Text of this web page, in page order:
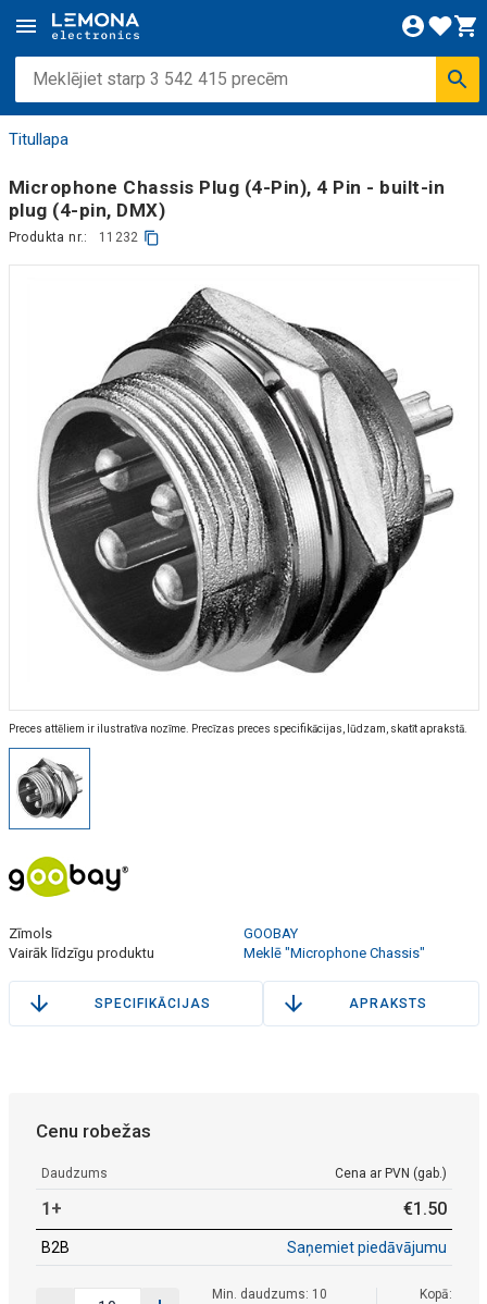
Titullapa
Microphone Chassis Plug (4-Pin), 4 Pin - built-in
plug (4-pin, DMX)
Produkta nr.: 11232
Preces attēliem ir ilustratīva nozīme. Precīzas preces specifikācijas, lūdzam, skatīt aprakstā.
Zīmols
GOOBAY
Vairāk līdzīgu produktu
Meklē "Microphone Chassis"
SPECIFIKĀCIJAS APRAKSTS
Cenu robežas
Daudzums Cena ar PVN (gab.)
1+ €1 .50
B2B Saņemiet piedāvājumu
Min. daudzums: 10
Kopā: